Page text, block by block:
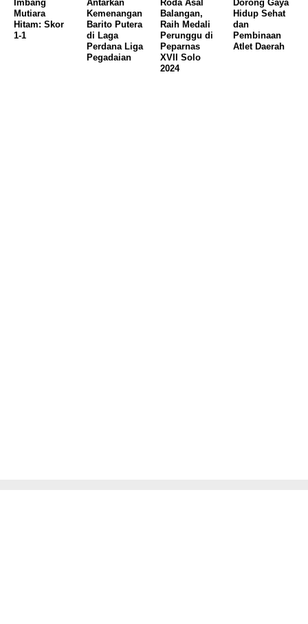
Imbang
Mutiara
Hitam: Skor
1-1
Antarkan
Kemenangan
Barito Putera
di Laga
Perdana Liga
Pegadaian
Roda Asal
Balangan,
Raih Medali
Perunggu di
Peparnas
XVII Solo
2024
Dorong Gaya
Hidup Sehat
dan
Pembinaan
Atlet Daerah